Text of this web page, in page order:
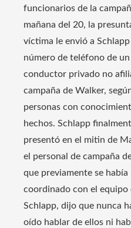
funcionarios de la
mañana del 20, la
víctima le envió a Schlapp
número de teléfono de un
conductor privado no
campaña de Walker,
personas con
hechos. Schlapp
presentó en el mitin de
el personal de campaña
que previamente se había
coordinado con el equipo
Schlapp, dijo que nunca
oído hablar de ellos ni